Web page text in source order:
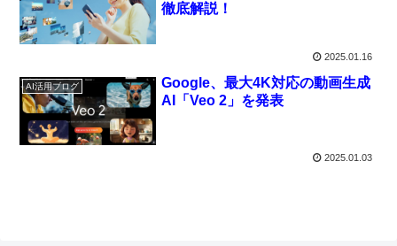
徹底解説！
2025.01.16
AI活用ブログ
Google、最大4K対応の動画生成
AI「Veo 2」を発表
2025.01.03